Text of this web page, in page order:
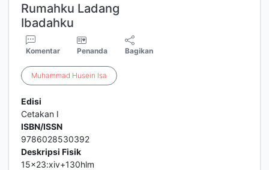
Rumahku Ladang
Ibadahku
Komentar Penanda Bagikan
Muhammad Husein Isa
Edisi
Cetakan I
ISBN/ISSN
9786028530392
Deskripsi Fisik
15x23:xiv+130hlm